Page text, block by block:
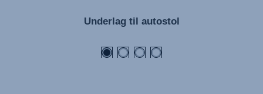
Underlag til autostol